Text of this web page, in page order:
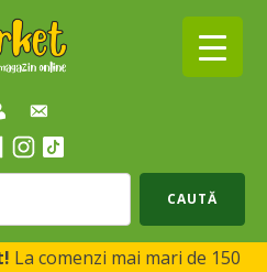
CAUTĂ
La comenzi mai mari de 150